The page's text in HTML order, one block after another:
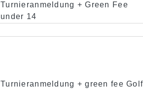
Turnieranmeldung + Green Fee
under 14
Turnieranmeldung + green fee